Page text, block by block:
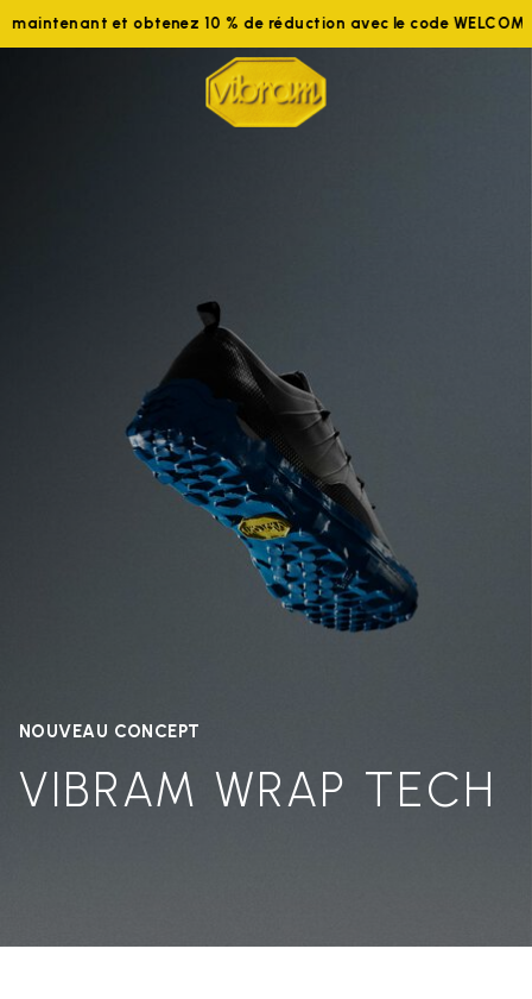
nous maintenant et obtenez 10 % de réduction avec le code
NOUVEAU CONCEPT
VIBRAM WRAP TECH